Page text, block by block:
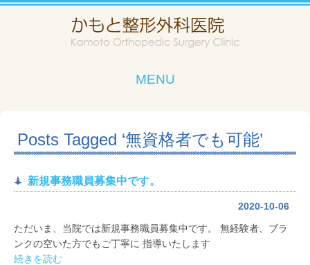
MENU
Posts Tagged ‘無資格者でも可能’
新規事務職員募集中です。
2020-10-06
ただいま、当院では新規事務職員募集中です。 無経験者、ブラ
ンクの空いた方でもご丁寧に 指導いたします
続きを読む